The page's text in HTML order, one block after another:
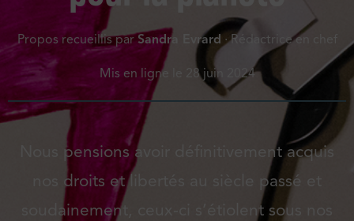
Propos recueillis par Sandra Evrard · Rédactrice en chef
Mis en ligne le 28 juin 2024
Nous pensions avoir définitivement acquis
nos droits et libertés au siècle passé et
soudainement, ceux-ci s’étiolent sous nos